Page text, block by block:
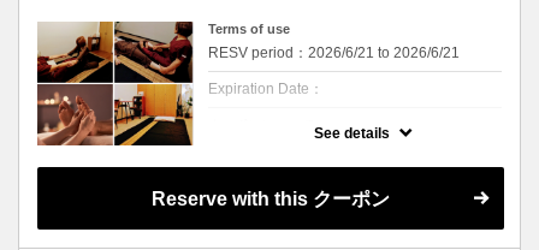
Terms of use
RESV period：2026/6/21 to 2026/6/21
Expiration Date：
お願いいたします。
疲れたお体をスッキリ リラックス＆リフレ
タイ古式＆足つぼとふくらはぎのアロマオイ
See details
Reserve with this クーポン